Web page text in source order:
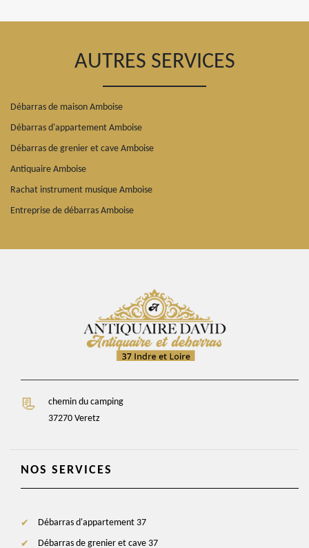
AUTRES SERVICES
Débarras de maison Amboise
Débarras d'appartement Amboise
Débarras de grenier et cave Amboise
Antiquaire Amboise
Rachat instrument musique Amboise
Entreprise de débarras Amboise
chemin du camping
37270 Veretz
NOS SERVICES
Débarras d'appartement 37
Débarras de grenier et cave 37